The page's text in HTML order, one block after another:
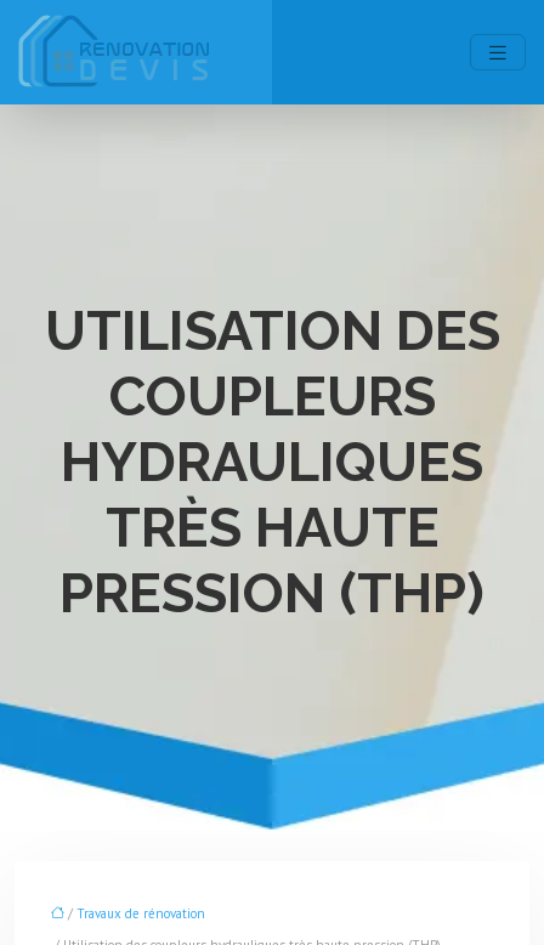
UTILISATION DES
COUPLEURS
HYDRAULIQUES
TRÈS HAUTE
PRESSION (THP)
/ Travaux de rénovation